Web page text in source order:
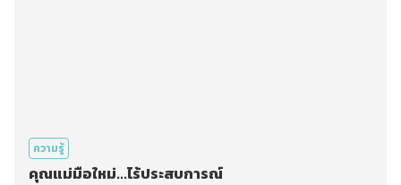
ความรู้
คุณแม่มือใหม่...ไร้ประสบการณ์